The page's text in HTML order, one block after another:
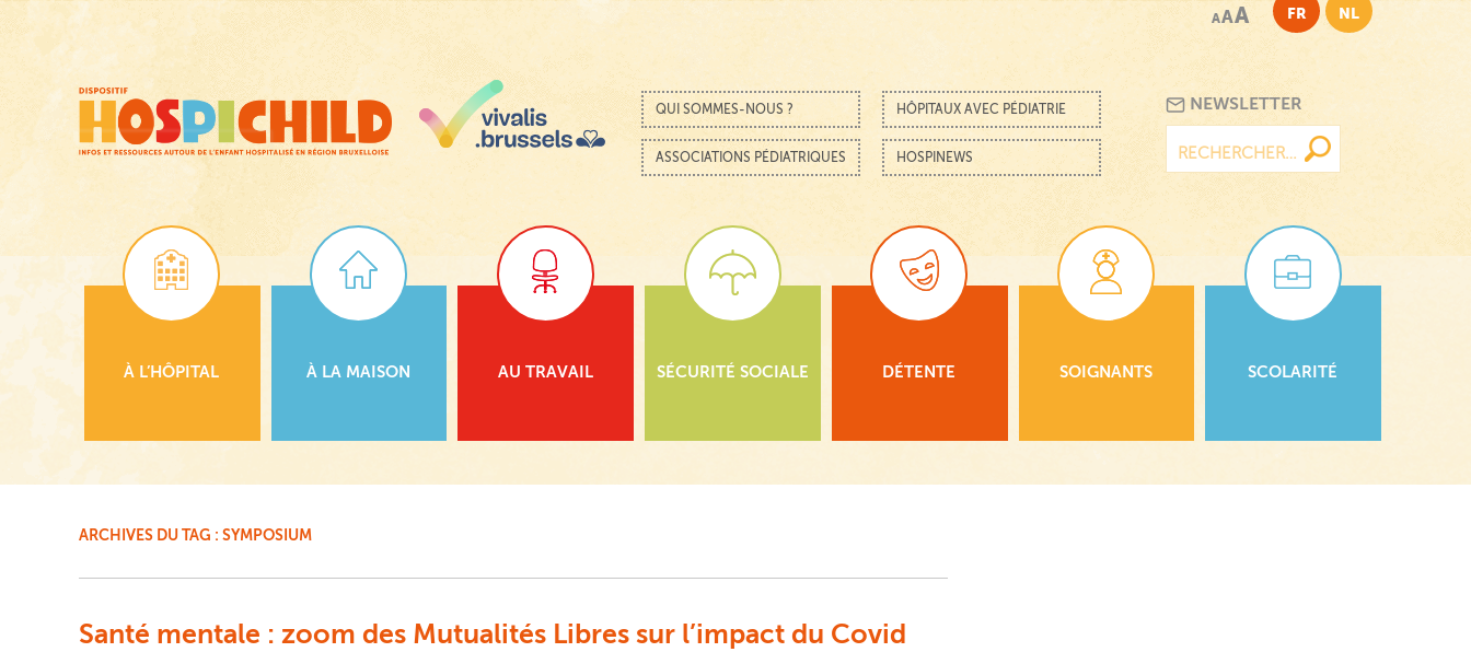
principal
AAA FR NL
Menu
Passer au contenu
QUI SOMMES-NOUS ? HÔPITAUX AVEC PÉDIATRIE
ASSOCIATIONS PÉDIATRIQUES HOSPINEWS
NEWSLETTER
À L’HÔPITAL À LA MAISON AU TRAVAIL SÉCURITÉ SOCIALE DÉTENTE SOIGNANTS SCOLARITÉ
ARCHIVES DU TAG : SYMPOSIUM
Santé mentale : zoom des Mutualités Libres sur l’impact du Covid